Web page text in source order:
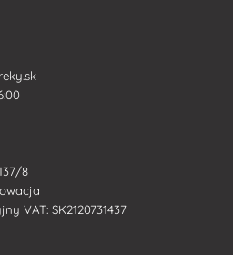
8
VAT: SK2120731437